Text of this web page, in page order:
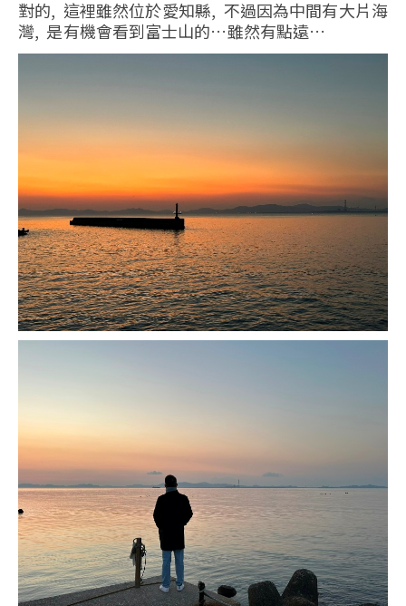
對的, 這裡雖然位於愛知縣, 不過因為中間有大片海
灣, 是有機會看到富士山的…雖然有點遠…